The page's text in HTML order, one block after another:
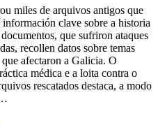
miles de arquivos antigos que
clave sobre a historia
que sufriron ataques
recollen datos sobre temas
afectaron a Galicia. O
médica e a loita contra o
rescatados destaca, a modo